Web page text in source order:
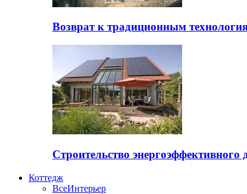
Возврат к традиционным
Строительство энергоэффективного
Коттедж
ВсеИнтерьер